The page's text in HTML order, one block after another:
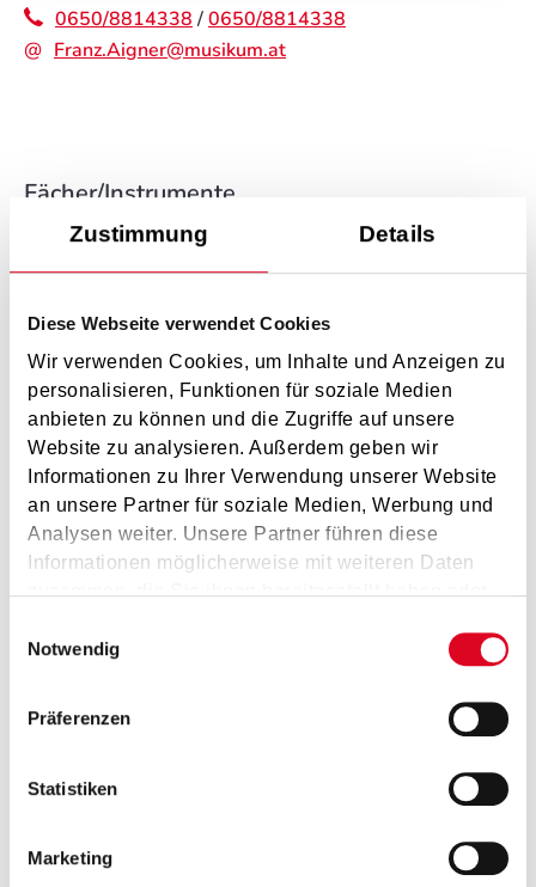
Zustimmung Details
Diese Webseite verwendet Cookies
Wir verwenden Cookies, um Inhalte und Anzeigen zu
personalisieren, Funktionen für soziale Medien
anbieten zu können und die Zugriffe auf unsere
Website zu analysieren. Außerdem geben wir
Informationen zu Ihrer Verwendung unserer Website
an unsere Partner für soziale Medien, Werbung und
Analysen weiter. Unsere Partner führen diese
Informationen möglicherweise mit weiteren Daten
zusammen, die Sie ihnen bereitgestellt haben oder
gesammelt haben.
Notwendig
Präferenzen
Statistiken
Marketing
0650/8814338 /0650/8814338
Franz.Aigner@musikum.at
Fächer/Instrumente
Klarinette (Musikum Hof)
Musik ist für mich nichts
anderes als ein Wunder, das
unsere Gefühle und Gedanken
erweitert und dadurch unser
Leben deutlich bereichert.